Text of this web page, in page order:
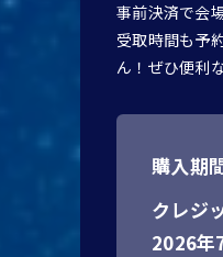
事前決済で会
受取時間も予
ん！ぜひ便利
購入期
クレジ
2026年